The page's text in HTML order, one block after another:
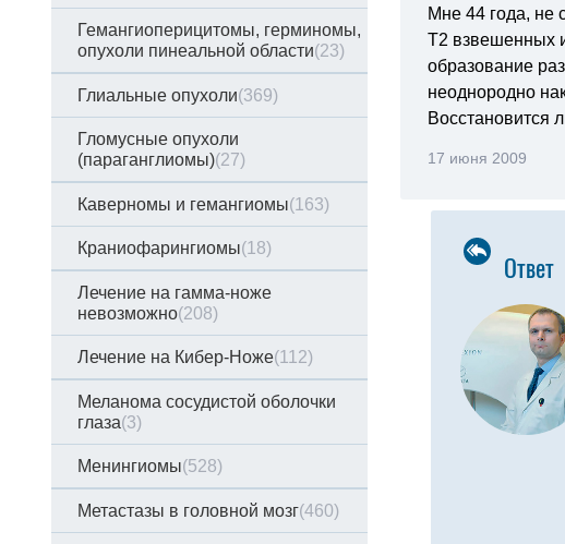
Гемангиоперицитомы, герминомы,
опухоли пинеальной области(23)
Глиальные опухоли(369)
Гломусные опухоли
(параганглиомы)(27)
Каверномы и гемангиомы(163)
Краниофарингиомы(18)
Лечение на гамма-ноже
невозможно(208)
Лечение на Кибер-Ноже(112)
Меланома сосудистой оболочки
глаза(3)
Менингиомы(528)
Метастазы в головной мозг(460)
Мне 44 года, не
Т2 взвешенных
образование
неоднородно
Восстановится
17 июня 2009
Ответ